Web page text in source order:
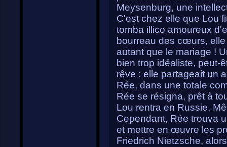
Meysenburg, une
C'est chez elle que Lou
tomba illico amoureux
bourreau des cœurs,
autant que le mariage !
bien trop idéaliste, peut-
rêve : elle partageait un
Rée, dans une totale
Rée se résigna, prêt à
Lou rentra en Russie.
Cependant, Rée trouva
et mettre en œuvre les
Friedrich Nietzsche,